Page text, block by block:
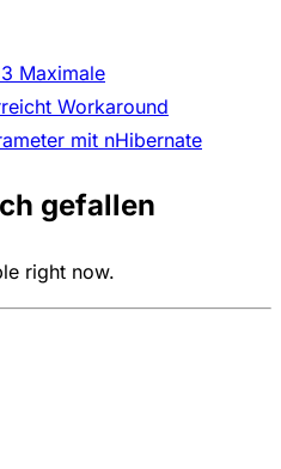
Maximale
Workaround
mit nHibernate
gefallen
right now.